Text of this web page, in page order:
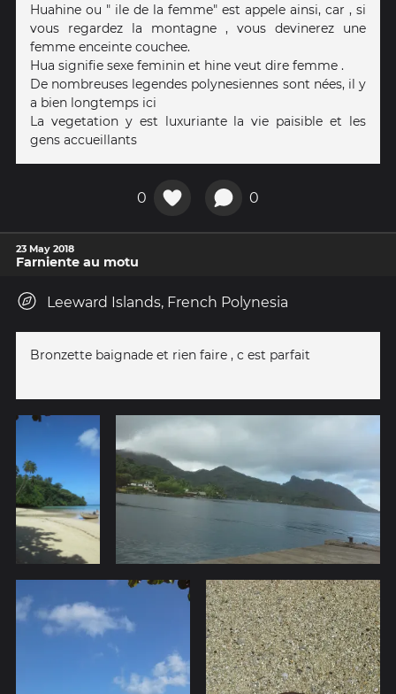
Huahine ou " ile de la femme" est appele ainsi, car , si
vous regardez la montagne , vous devinerez une
femme enceinte couchee.
Hua signifie sexe feminin et hine veut dire femme .
De nombreuses legendes polynesiennes sont nées, il y
a bien longtemps ici
La vegetation y est luxuriante la vie paisible et les
gens accueillants
0 0
23 May 2018
Farniente au motu
Leeward Islands, French Polynesia
Bronzette baignade et rien faire , c est parfait